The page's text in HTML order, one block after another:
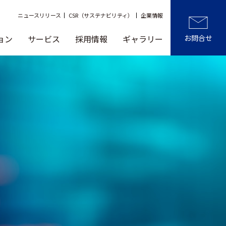
ン サービス 採用情報 ギャラリー お問合せ
ニュースリリース CSR（サステナビリティ） 企業情報